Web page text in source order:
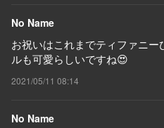
No Name
お祝いはこれまでティファニ
ルも可愛らしいですね😍
2021/05/11 08:14
No Name